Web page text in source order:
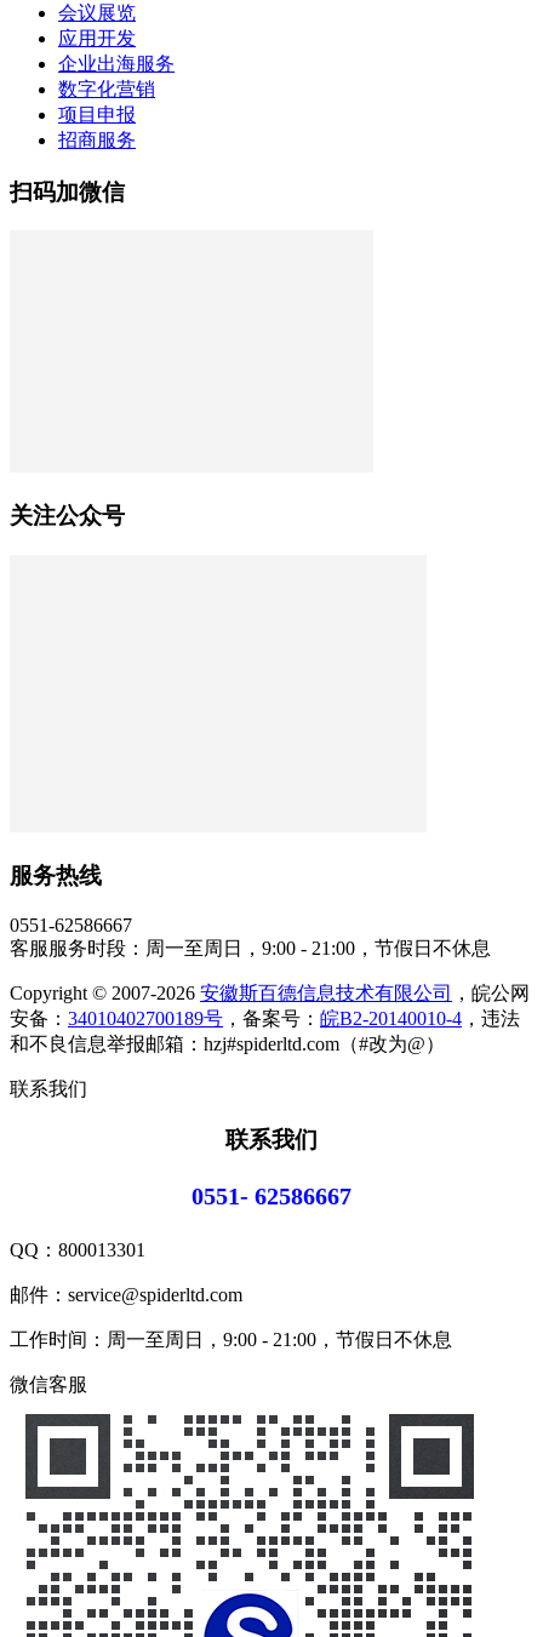
会议展览
应用开发
企业出海服务
数字化营销
项目申报
招商服务
扫码加微信
关注公众号
服务热线
0551-62586667
客服服务时段：周一至周日，9:00 - 21:00，节假日不休息
Copyright © 2007-2026 安徽斯百德信息技术有限公司
，皖公网
安备： 34010402700189号 ，备案号： 皖B2-20140010-4 ，违法
和不良信息举报邮箱：hzj#spiderltd.com（#改为@）
联系我们
联系我们
0551- 62586667
QQ： 800013301
邮件：service@spiderltd.com
工作时间：周一至周日，9:00 - 21:00，节假日不休息
微信客服